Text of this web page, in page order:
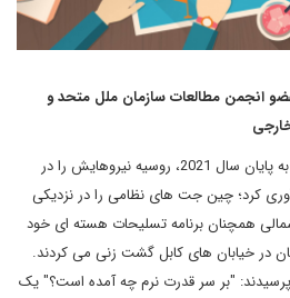
انجمن مطالعات سازمان ملل متحد و
با نزدیک شدن به پایان سال 2021، روسیه نیروهایش را در
کرد؛ چین جت های نظامی را در نزدیکی
شمالی همچنان برنامه تسلیحات هسته ای خود
در خیابان های کابل گشت زنی می کردند.
پرسیدند: "بر سر قدرت نرم چه آمده است؟" یک